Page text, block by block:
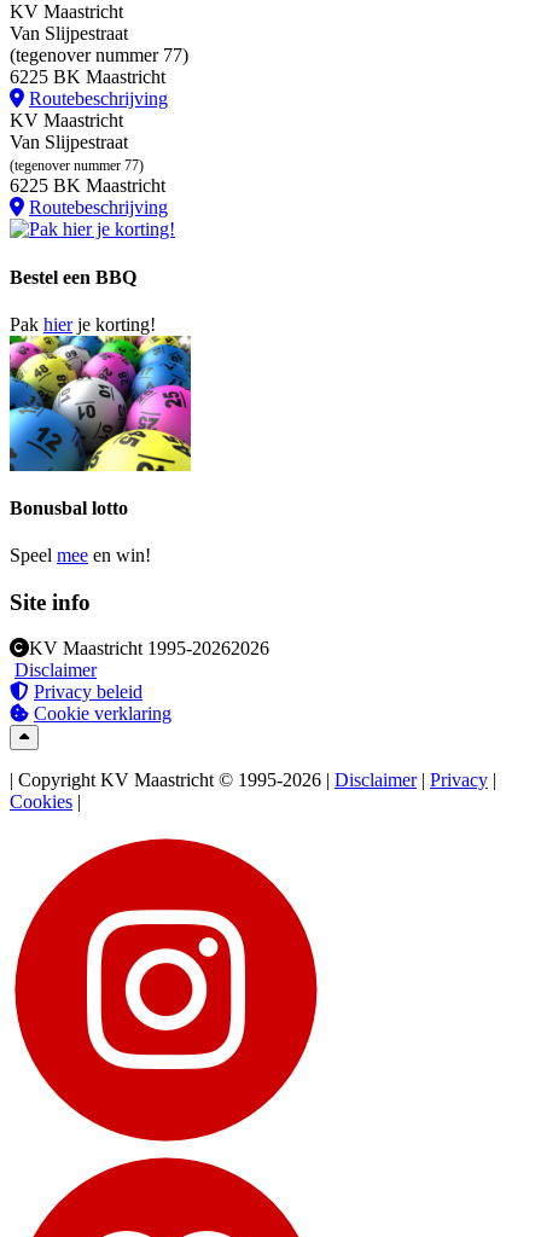
KV Maastricht
Van Slijpestraat
(tegenover nummer 77)
6225 BK Maastricht
Routebeschrijving
KV Maastricht
Van Slijpestraat
(tegenover nummer 77)
6225 BK Maastricht
Routebeschrijving
Bestel een BBQ
Pak hierje korting!
Bonusbal lotto
Speel mee en win!
Site info
KV Maastricht 1995-20262026
Disclaimer
Privacy beleid
Cookie verklaring
| Copyright KV Maastricht © 1995-2026 | Disclaimer| Privacy |
Cookies |